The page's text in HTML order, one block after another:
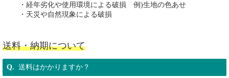
・経年劣化や使用環境による破損 例)生地の色あせ
・天災や自然現象による破損
送料・納期について
送料はかかりますか？